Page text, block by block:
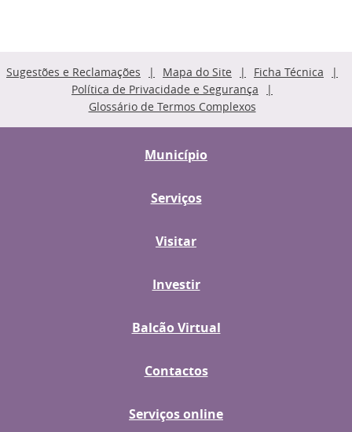
Sugestões e Reclamações Mapa do Site
Ficha Técnica
Política de Privacidade e Segurança
Glossário de Termos Complexos
Município
Serviços
Visitar
Investir
Balcão Virtual
Contactos
Serviços online